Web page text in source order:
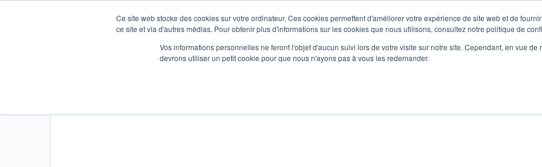
Ce site web stocke des cookies sur votre ordinateur. Ces cookies permettent d'améliorer votre expérience de site web et de
ce site et via d'autres médias. Pour obtenir plus d'informations sur les cookies que nous utilisons, consultez notre politique de
Vos informations personnelles ne feront l'objet d'aucun suivi lors de votre visite sur notre site. Cependant, en vue de
devrons utiliser un petit cookie pour que nous n'ayons pas à vous les redemander.